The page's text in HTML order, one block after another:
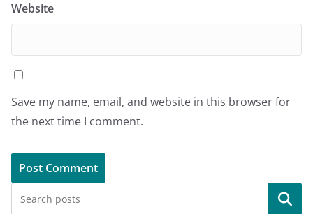
Website
Save my name, email, and website in this browser for
the next time I comment.
Search